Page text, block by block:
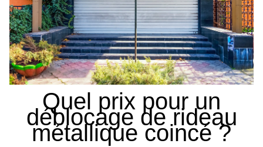
Quel prix pour un
déblocage de rideau
métallique coincé ?